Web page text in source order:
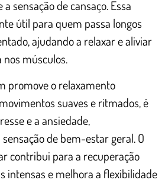
sensação de cansaço. Essa
útil para quem passa longos
ajudando a relaxar e aliviar
músculos.
promove o relaxamento
suaves e ritmados, é
e a ansiedade,
de bem-estar geral. O
contribui para a recuperação
intensas e melhora a flexibilidade